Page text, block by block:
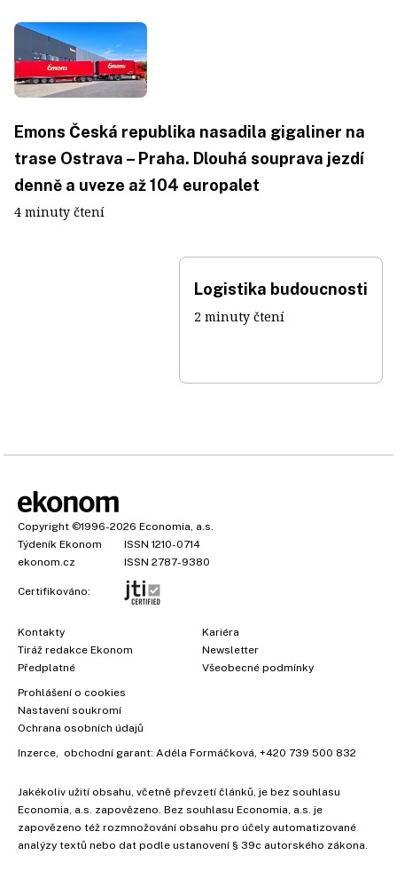
Emons Česká republika nasadila gigaliner na
trase Ostrava – Praha. Dlouhá souprava jezdí
denně a uveze až 104 europalet
4 minuty čtení
Logistika budoucnosti
2 minuty čtení
Copyright ©1996-2026 Economia, a.s.
Týdeník Ekonom
ISSN 1210-0714
ekonom.cz
ISSN 2787-9380
Certifikováno:
Kontakty
Tiráž redakce Ekonom
Předplatné
Kariéra
Newsletter
Všeobecné podmínky
Prohlášení o cookies
Nastavení soukromí
Ochrana osobních údajů
Inzerce , obchodní garant: Adéla Formáčková +420 739 500 832
Jakékoliv užití obsahu, včetně převzetí článků, je bez souhlasu
Economia, a.s. zapovězeno. Bez souhlasu Economia, a.s. je
zapovězeno též rozmnožování obsahu pro účely automatizované
analýzy textů nebo dat podle ustanovení § 39c autorského zákona.